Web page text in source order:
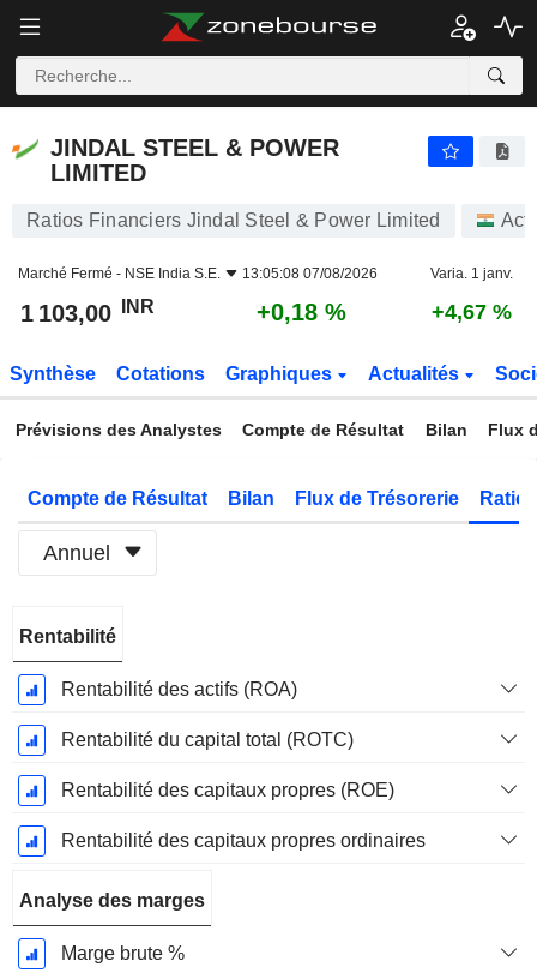
JINDAL STEEL & POWER
LIMITED
Ratios Financiers Jindal Steel & Power Limited
Marché Fermé - NSE India S.E. 13:05:08 07/08/2026 Varia. 1 janv.
1 103,00 INR +0,18 % +4,67 %
Synthèse Cotations Graphiques Actualités
Prévisions des Analystes Compte de Résultat Bilan Flux
Compte de Résultat Bilan Flux de Trésorerie
Annuel
Fiscale:
Mars
Rentabilité
Rentabilité des actifs (ROA)
Rentabilité du capital total (ROTC)
Rentabilité des capitaux propres (ROE)
Rentabilité des capitaux propres ordinaires
Analyse des marges
Marge brute %